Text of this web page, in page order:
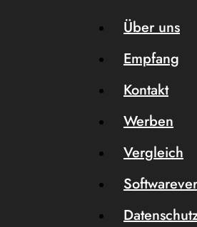
Über uns
Empfang
Kontakt
Werben
Vergleich